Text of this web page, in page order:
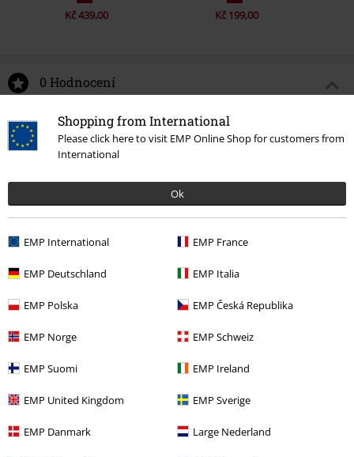
Shopping from International
Please click here to visit EMP Online Shop for customers from
International
Ok
EMP International EMP France
EMP Deutschland EMP Italia
EMP Polska EMP Česká Republika
EMP Norge EMP Schweiz
EMP Suomi EMP Ireland
EMP United Kingdom EMP Sverige
EMP Danmark Large Nederland
Kč 439,00 Kč 199,00
0 Hodnocení
Podělte se o váš názor "Silhouettes".
Napsat hodnocení